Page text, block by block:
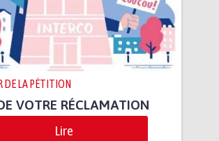
DE LA PÉTITION
VOTRE RÉCLAMATION
Lire